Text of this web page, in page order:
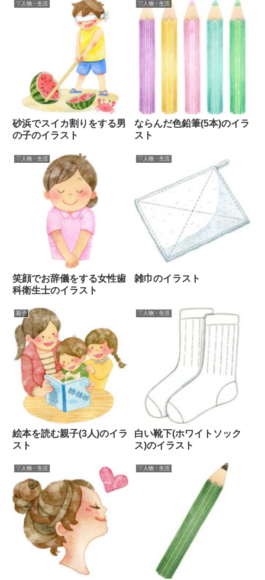
▽人物・生活
砂浜でスイカ割りをする男
の子のイラスト
▽人物・生活
ならんだ色鉛筆(5本)のイラ
スト
▽人物・生活
笑顔でお辞儀をする女性歯
科衛生士のイラスト
▽人物・生活
雑巾のイラスト
親子
絵本を読む親子(3人)のイラ
スト
▽人物・生活
白い靴下(ホワイトソック
ス)のイラスト
▽人物・生活 ▽人物・生活